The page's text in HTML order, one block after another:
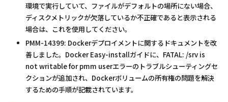
環境で実行していて、ファイルがデフォルトの場所にない場合、
ディスクメトリックが欠落しているか不正確であると表示される
場合は、これを使用してください。
PMM-14399: Dockerデプロイメントに関するドキュメントを改
善しました。Docker Easy-installガイドに、FATAL: /srv is
not writable for pmm userエラーのトラブルシューティングセ
クションが追加され、Dockerボリュームの所有権の問題を解決
するための手順が記載されています。